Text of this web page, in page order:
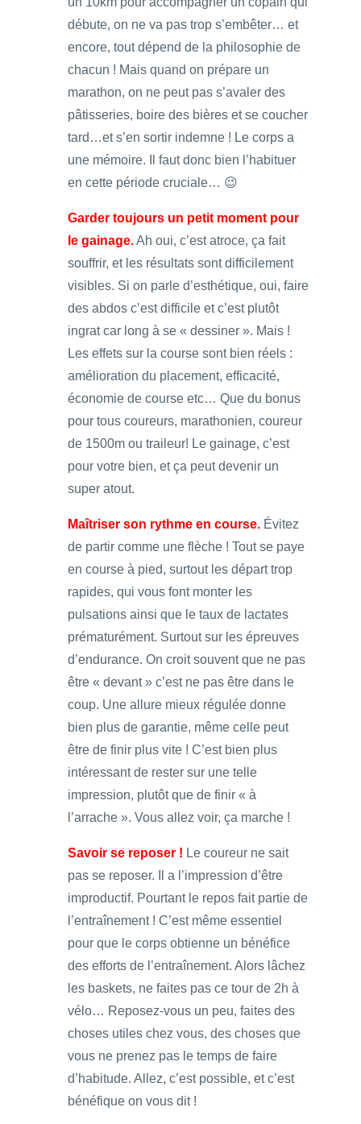
débute, on ne va pas trop s’embêter… et
encore, tout dépend de la philosophie de
chacun ! Mais quand on prépare un
marathon, on ne peut pas s’avaler des
pâtisseries, boire des bières et se coucher
tard…et s’en sortir indemne ! Le corps a
une mémoire. Il faut donc bien l’habituer
en cette période cruciale… 😉
Garder toujours un petit moment pour
le gainage.Ah oui, c’est atroce, ça fait
souffrir, et les résultats sont difficilement
visibles. Si on parle d’esthétique, oui, faire
des abdos c’est difficile et c’est plutôt
ingrat car long à se « dessiner ». Mais !
Les effets sur la course sont bien réels :
amélioration du placement, efficacité,
économie de course etc… Que du bonus
pour tous coureurs, marathonien, coureur
de 1500m ou traileur! Le gainage, c’est
pour votre bien, et ça peut devenir un
super atout.
Maîtriser son rythme en course. Évitez
de partir comme une flèche ! Tout se paye
en course à pied, surtout les départ trop
rapides, qui vous font monter les
pulsations ainsi que le taux de lactates
prématurément. Surtout sur les épreuves
d’endurance. On croit souvent que ne pas
être « devant » c’est ne pas être dans le
coup. Une allure mieux régulée donne
bien plus de garantie, même celle peut
être de finir plus vite ! C’est bien plus
intéressant de rester sur une telle
impression, plutôt que de finir « à
l’arrache ». Vous allez voir, ça marche !
Savoir se reposer ! Le coureur ne sait
pas se reposer. Il a l’impression d’être
improductif. Pourtant le repos fait partie de
l’entraînement ! C’est même essentiel
pour que le corps obtienne un bénéfice
des efforts de l’entraînement. Alors lâchez
les baskets, ne faites pas ce tour de 2h à
vélo… Reposez-vous un peu, faites des
choses utiles chez vous, des choses que
vous ne prenez pas le temps de faire
d’habitude. Allez, c’est possible, et c’est
bénéfique on vous dit !